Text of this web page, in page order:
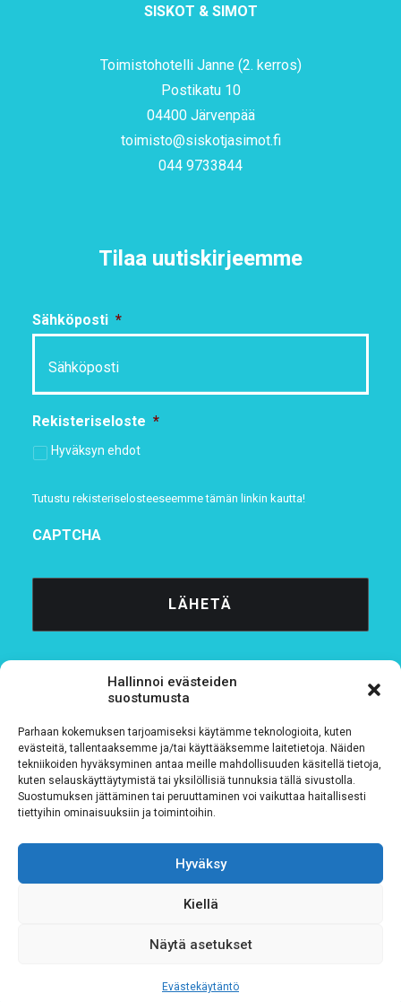
Hallinnoi evästeiden
suostumusta
Parhaan kokemuksen tarjoamiseksi käytämme teknologioita, kuten
evästeitä, tallentaaksemme ja/tai käyttääksemme laitetietoja. Näiden
tekniikoiden hyväksyminen antaa meille mahdollisuuden käsitellä tietoja,
kuten selauskäyttäytymistä tai yksilöllisiä tunnuksia tällä sivustolla.
Suostumuksen jättäminen tai peruuttaminen voi vaikuttaa haitallisesti
tiettyihin ominaisuuksiin ja toimintoihin.
Hyväksy
Kiellä
Näytä asetukset
Evästekäytäntö
SISKOT & SIMOT
Toimistohotelli Janne (2. kerros)
Postikatu 10
04400 Järvenpää
toimisto@siskotjasimot.fi
044 9733844
Tilaa uutiskirjeemme
Sähköposti *
Rekisteriseloste *
Hyväksyn ehdot
Tutustu rekisteriselosteeseemmetämän linkin kautta!
CAPTCHA
Tietosuojaseloste
Verkkolaskutustiedot